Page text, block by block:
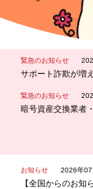
緊急のお知らせ
サポート詐欺が増
緊急のお知らせ
暗号資産交換業者
お知らせ 2026年07
【全国からのお